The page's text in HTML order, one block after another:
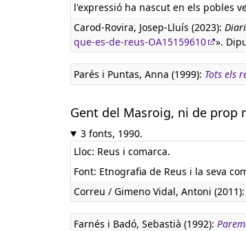
l'expressió ha nascut en els pobles
Carod-Rovira, Josep-Lluís (2023):
que-es-de-reus-OA15159610
».
Parés i Puntas, Anna (1999): Tots els
Gent del Masroig, ni de prop
3 fonts, 1990.
Lloc: Reus i comarca.
Font: Etnografia de Reus i la seva
Correu / Gimeno Vidal, Antoni (2011):
Farnés i Badó, Sebastià (1992):